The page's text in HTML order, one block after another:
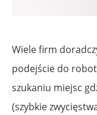
Wiele firm
podejście do
szukaniu miejsc
(szybkie